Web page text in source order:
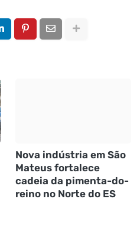
Nova indústria em São
Mateus fortalece
cadeia da pimenta-do-
reino no Norte do ES